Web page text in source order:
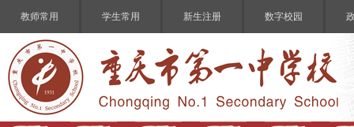
教师常用 学生常用 新生注册 数字校园